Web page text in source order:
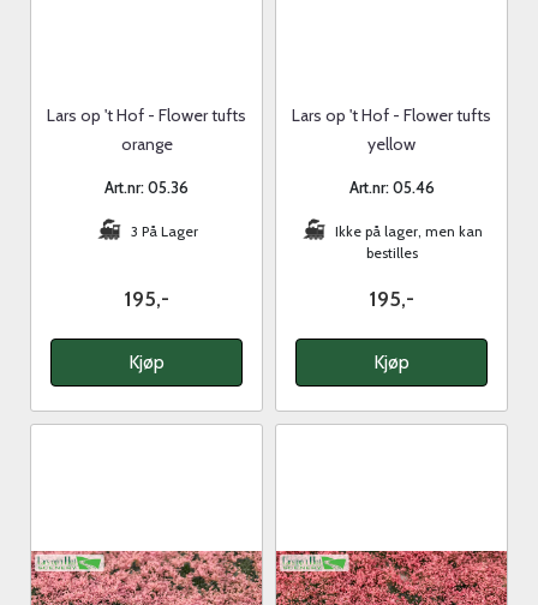
Lars op 't Hof - Flower tufts
orange
Art.nr: 05.36
3 På Lager
195,-
Kjøp
Lars op 't Hof - Flower tufts
yellow
Art.nr: 05.46
Ikke på lager, men kan
bestilles
195,-
Kjøp